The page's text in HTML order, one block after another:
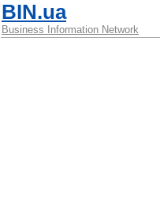
BIN.ua
Business Information Network